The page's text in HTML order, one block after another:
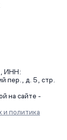
ИНН:
пер., д. 5, стр.
на сайте -
и политика